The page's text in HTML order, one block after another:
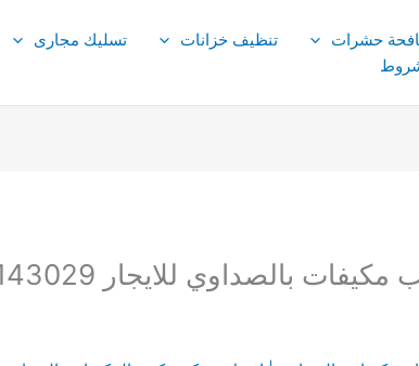
حشرات تنظيف خزانات تسليك مجارى
للايجار 01003143029